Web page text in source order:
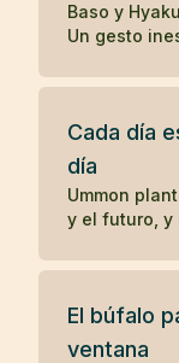
Baso y
Un gesto
percepción.
Cada día
día
Ummon
y el futuro, y
El búfalo
ventana